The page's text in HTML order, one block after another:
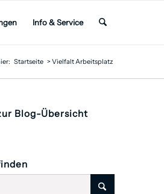
Info & Service
Startseite > Vielfalt Arbeitsplatz
Blog-Übersicht